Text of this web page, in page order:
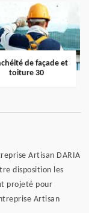
de façade et
toiture 30
Artisan DARIA
disposition les
projeté pour
Artisan